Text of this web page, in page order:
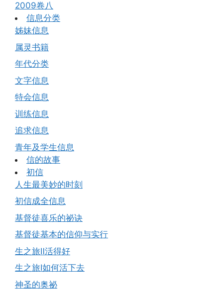
2009卷八
信息分类
姊妹信息
属灵书籍
年代分类
文字信息
特会信息
训练信息
追求信息
青年及学生信息
信的故事
初信
人生最美妙的时刻
初信成全信息
基督徒喜乐的祕诀
基督徒基本的信仰与实行
生之旅Ⅱ活得好
生之旅Ⅰ如何活下去
神圣的奥祕